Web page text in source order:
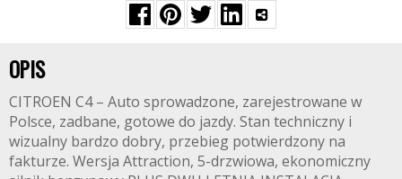
OPIS
CITROEN C4 – Auto sprowadzone, zarejestrowane w
Polsce, zadbane, gotowe do jazdy. Stan techniczny i
wizualny bardzo dobry, przebieg potwierdzony na
fakturze. Wersja Attraction, 5-drzwiowa, ekonomiczny